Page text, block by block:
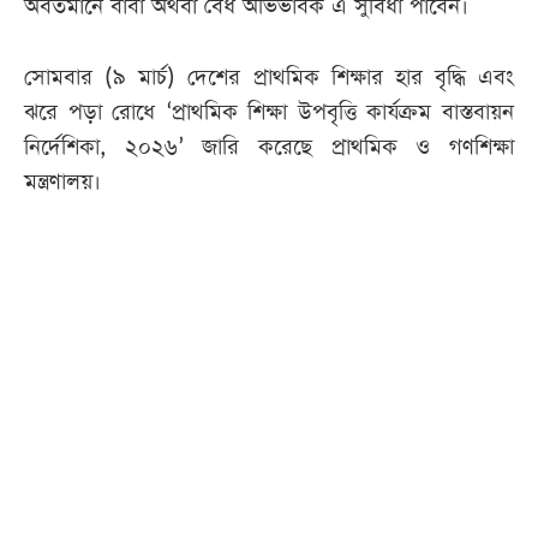
অবর্তমানে বাবা অথবা বৈধ অভিভাবক এ সুবিধা পাবেন।
সোমবার (৯ মার্চ) দেশের প্রাথমিক শিক্ষার হার বৃদ্ধি এবং
ঝরে পড়া রোধে ‘প্রাথমিক শিক্ষা উপবৃত্তি কার্যক্রম বাস্তবায়ন
নির্দেশিকা, ২০২৬’ জারি করেছে প্রাথমিক ও গণশিক্ষা
মন্ত্রণালয়।